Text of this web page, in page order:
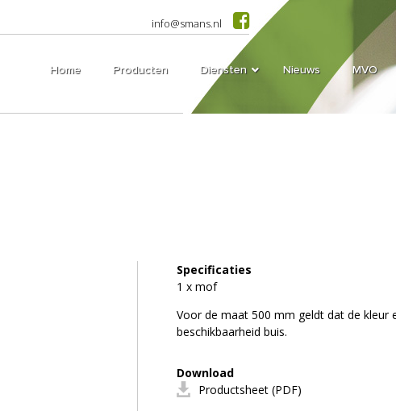
info@smans.nl
Home Producten Diensten Nieuws MVO
Specificaties
1 x mof
Voor de maat 500 mm geldt dat de kleur
beschikbaarheid buis.
Download
Productsheet (PDF)